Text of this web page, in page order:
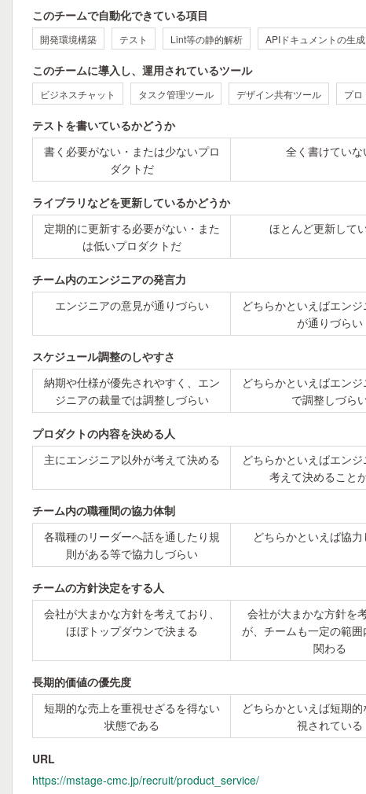
このチームで自動化できている項目
開発環境構築 テスト Lint等の静的解析 APIドキュメントの生成
このチームに導入し、運用されているツール
ビジネスチャット タスク管理ツール デザイン共有ツール プロ
テストを書いているかどうか
書く必要がない・または少ないプロ
ダクトだ
全く書けていな
ライブラリなどを更新しているかどうか
定期的に更新する必要がない・また
は低いプロダクトだ
ほとんど更新して
チーム内のエンジニアの発言力
エンジニアの意見が通りづらい
どちらかといえばエン
が通りづらい
スケジュール調整のしやすさ
納期や仕様が優先されやすく、エン
ジニアの裁量では調整しづらい
どちらかといえばエン
で調整しづら
プロダクトの内容を決める人
主にエンジニア以外が考えて決める
どちらかといえばエン
考えて決めること
チーム内の職種間の協力体制
各職種のリーダーへ話を通したり規
則がある等で協力しづらい
どちらかといえば協
チームの方針決定をする人
会社が大まかな方針を考えており、
ほぼトップダウンで決まる
会社が大まかな方針を
が、チームも一定の範
関わる
長期的価値の優先度
短期的な売上を重視せざるを得ない
状態である
どちらかといえば短期
視されている
URL
https://mstage-cmc.jp/recruit/product_service/